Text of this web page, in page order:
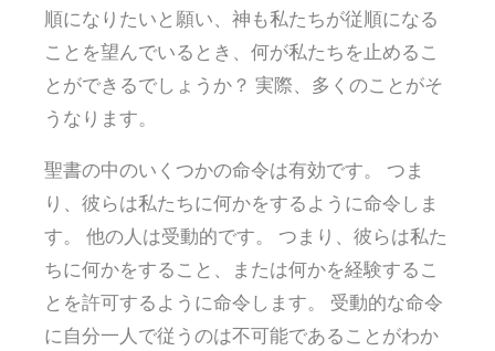
順になりたいと願い、神も私たちが従順になる
ことを望んでいるとき、何が私たちを止めるこ
とができるでしょうか？ 実際、多くのことがそ
うなります。
聖書の中のいくつかの命令は有効です。 つま
り、彼らは私たちに何かをするように命令しま
す。 他の人は受動的です。 つまり、彼らは私た
ちに何かをすること、または何かを経験するこ
とを許可するように命令します。 受動的な命令
に自分一人で従うのは不可能であることがわか